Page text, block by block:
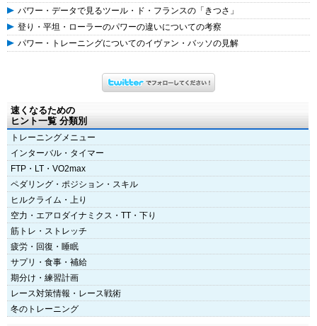
パワー・データで見るツール・ド・フランスの「きつさ」
登り・平坦・ローラーのパワーの違いについての考察
パワー・トレーニングについてのイヴァン・バッソの見解
速くなるための
ヒント一覧 分類別
トレーニングメニュー
インターバル・タイマー
FTP・LT・VO2max
ペダリング・ポジション・スキル
ヒルクライム・上り
空力・エアロダイナミクス・TT・下り
筋トレ・ストレッチ
疲労・回復・睡眠
サプリ・食事・補給
期分け・練習計画
レース対策情報・レース戦術
冬のトレーニング